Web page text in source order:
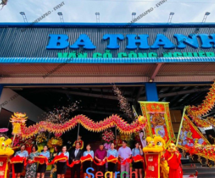
SỰ KIỆN KHAI TRƯƠNG
TỔ CHỨC SINH NHẬT
TỔ CHỨC TRUNG THU
SỰ KIỆN TRON GÓI KHÁC
NÔI SINH NHẬT
LÂN CHUYÊN NGHIỆP
TRÍ KHAI TRƯƠNG
SỰ SỰ KIỆN
THANH ÁNH SÁNG